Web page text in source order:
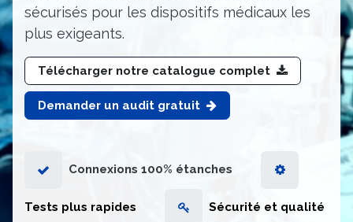
sécurisés pour les dispositifs médicaux les
plus exigeants.
Télécharger notre catalogue complet
Demander un audit gratuit
Connexions 100% étanches
Tests plus rapides Sécurité et qualité